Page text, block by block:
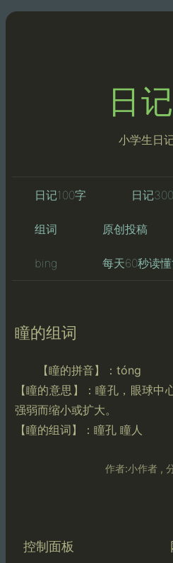
日
小学生日
日记100字 日记
组词 原创投稿
bing 每天60秒读
瞳的组词
【瞳的拼音】：tóng
【瞳的意思】：瞳孔，眼球
强弱而缩小或扩大。
【瞳的组词】：瞳孔 瞳人
作者:小作者 ,
控制面板